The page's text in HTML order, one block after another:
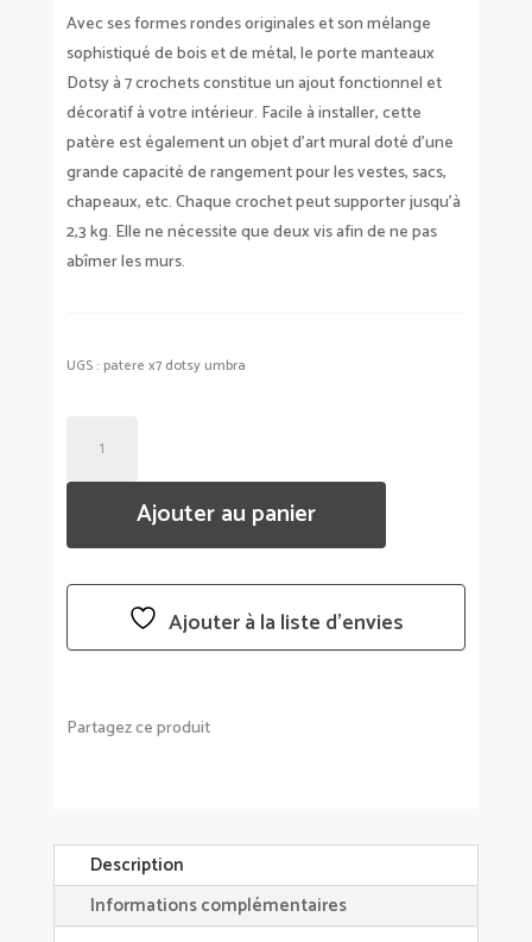
Avec ses formes rondes originales et son mélange
sophistiqué de bois et de métal, le porte manteaux
Dotsy à 7 crochets constitue un ajout fonctionnel et
décoratif à votre intérieur. Facile à installer, cette
patère est également un objet d’art mural doté d’une
grande capacité de rangement pour les vestes, sacs,
chapeaux, etc. Chaque crochet peut supporter jusqu’à
2,3 kg. Elle ne nécessite que deux vis afin de ne pas
abîmer les murs.
UGS : patere x7 dotsy umbra
PORTE
MANTEAUX
X7
DOTSY
UMBRA
Ajouter au panier
Ajouter à la liste d’envies
Partagez ce produit
Description
Informations complémentaires